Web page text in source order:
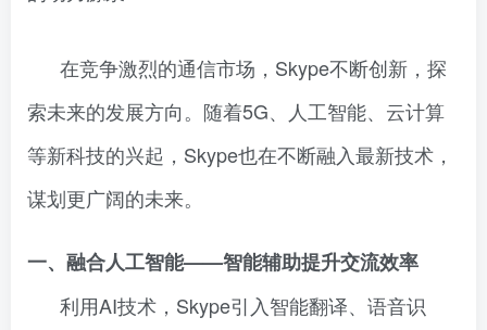
在竞争激烈的通信市场，Skype不断创新，探
索未来的发展方向。随着5G、人工智能、云计算
等新科技的兴起，Skype也在不断融入最新技术，
谋划更广阔的未来。
一、融合人工智能——智能辅助提升交流效率
利用AI技术，Skype引入智能翻译、语音识